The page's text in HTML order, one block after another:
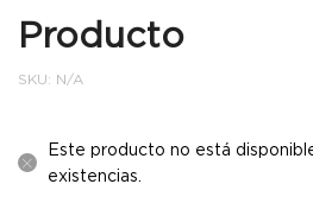
Producto
SKU: N/A
Este producto no está
existencias.